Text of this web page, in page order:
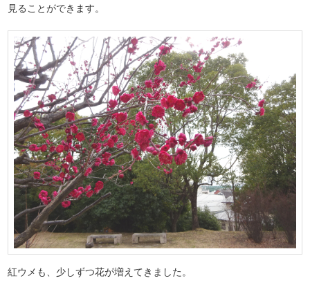
見ることができます。
紅ウメも、少しずつ花が増えてきました。